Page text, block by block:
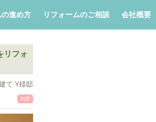
の進め方 リフォームのご相談 会社概要
リフォ
て Y様邸
内窓